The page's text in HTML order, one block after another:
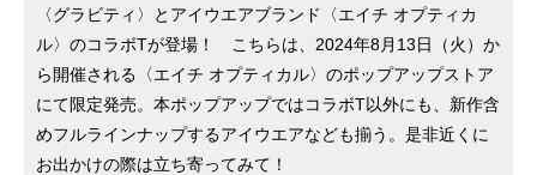
〈グラビティ〉とアイウエアブランド〈エイチ オプティカ
ル〉のコラボTが登場！ こちらは、2024年8月13日（火）か
ら開催される〈エイチ オプティカル〉のポップアップストア
にて限定発売。本ポップアップではコラボT以外にも、新作含
めフルラインナップするアイウエアなども揃う。是非近くに
お出かけの際は立ち寄ってみて！